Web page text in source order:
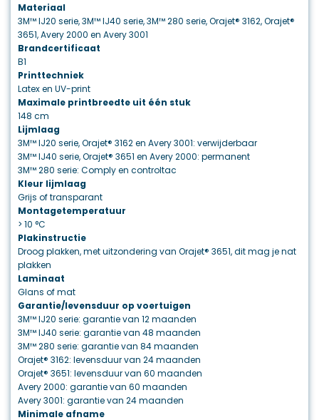
Materiaal
3M™ IJ20 serie, 3M™ IJ40 serie, 3M™ 280 serie, Orajet® 3162, Orajet®
3651, Avery 2000 en Avery 3001
Brandcertificaat
B1
Printtechniek
Latex en UV-print
Maximale printbreedte uit één stuk
148 cm
Lijmlaag
3M™ IJ20 serie, Orajet® 3162 en Avery 3001: verwijderbaar
3M™ IJ40 serie, Orajet® 3651 en Avery 2000: permanent
3M™ 280 serie: Comply en controltac
Kleur lijmlaag
Grijs of transparant
Montagetemperatuur
> 10 °C
Plakinstructie
Droog plakken, met uitzondering van Orajet® 3651, dit mag je nat
plakken
Laminaat
Glans of mat
Garantie/levensduur op voertuigen
3M™ IJ20 serie: garantie van 12 maanden
3M™ IJ40 serie: garantie van 48 maanden
3M™ 280 serie: garantie van 84 maanden
Orajet® 3162: levensduur van 24 maanden
Orajet® 3651: levensduur van 60 maanden
Avery 2000: garantie van 60 maanden
Avery 3001: garantie van 24 maanden
Minimale afname